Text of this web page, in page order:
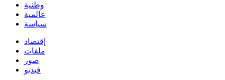
وطنية
عالمية
سياسة
إقتصاد
ملفات
صور
فيديو